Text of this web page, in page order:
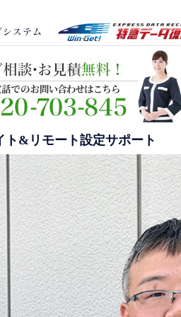
ト&リモート設定サポート